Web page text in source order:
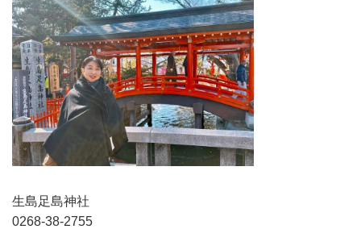
生島足島神社
0268-38-2755